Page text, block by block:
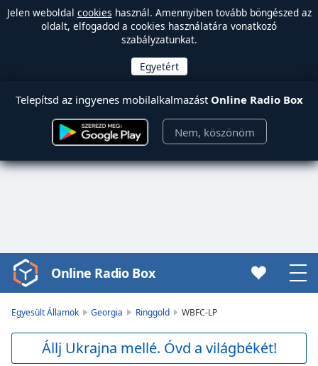
Jelen weboldal cookies használ. Amennyiben tovább böngészed az
oldalt, elfogadod a cookies használatára vonatkozó
szabályzatunkat.
Telepítsd az ingyenes mobilalkalmazást Online Radio Box
Nem, köszönöm
Video
Player
Online Radio Box
Egyesült Államok Georgia Ringgold WBFC-LP
Állj Ukrajna mellé. Óvd a világbékét!